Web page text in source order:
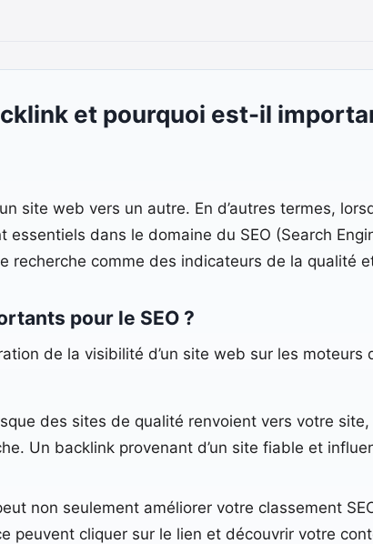
et pourquoi est-il
site web vers un autre. En d’autres termes,
essentiels dans le domaine du SEO (Search
recherche comme des indicateurs de la qualité
pour le SEO ?
de la visibilité d’un site web sur les moteurs
des sites de qualité renvoient vers votre
Un backlink provenant d’un site fiable et
non seulement améliorer votre classement
peuvent cliquer sur le lien et découvrir votre